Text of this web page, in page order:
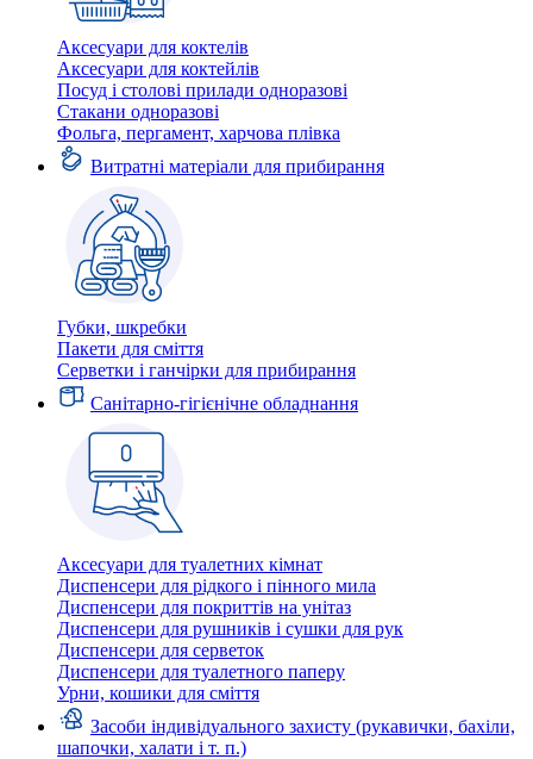
Аксесуари для коктелів
Аксесуари для коктейлів
Посуд і столові прилади одноразові
Стакани одноразові
Фольга, пергамент, харчова плівка
Витратні матеріали для прибирання
Губки, шкребки
Пакети для сміття
Серветки і ганчірки для прибирання
Санітарно-гігієнічне обладнання
Аксесуари для туалетних кімнат
Диспенсери для рідкого і пінного мила
Диспенсери для покриттів на унітаз
Диспенсери для рушників і сушки для рук
Диспенсери для серветок
Диспенсери для туалетного паперу
Урни, кошики для сміття
Засоби індивідуального захисту (рукавички, бахіли,
шапочки, халати і т. п.)